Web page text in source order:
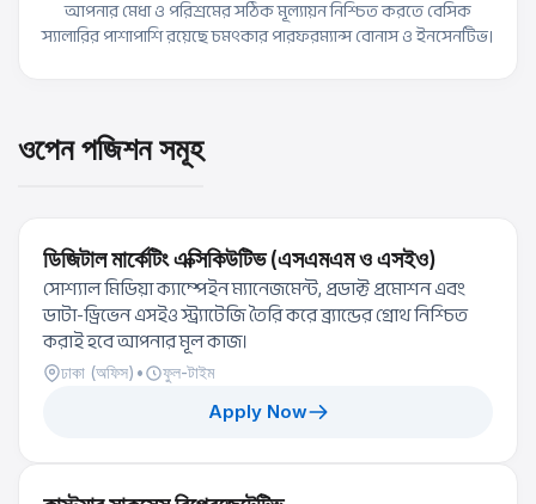
আপনার মেধা ও পরিশ্রমের সঠিক মূল্যায়ন নিশ্চিত করতে বেসিক
স্যালারির পাশাপাশি রয়েছে চমৎকার পারফরম্যান্স বোনাস ও ইনসেনটিভ।
ওপেন পজিশন সমূহ
ডিজিটাল মার্কেটিং এক্সিকিউটিভ (এসএমএম ও এসইও)
সোশ্যাল মিডিয়া ক্যাম্পেইন ম্যানেজমেন্ট, প্রডাক্ট প্রমোশন এবং
ডাটা-ড্রিভেন এসইও স্ট্র্যাটেজি তৈরি করে ব্র্যান্ডের গ্রোথ নিশ্চিত
করাই হবে আপনার মূল কাজ।
ঢাকা (অফিস) • ফুল-টাইম
Apply Now